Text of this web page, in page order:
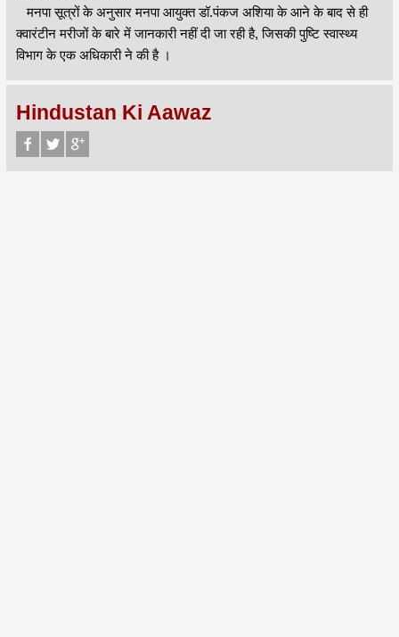
मनपा सूत्रों के अनुसार मनपा आयुक्त डॉ.पंकज अशिया के आने के बाद से ही
क्वारंटीन मरीजों के बारे में जानकारी नहीं दी जा रही है, जिसकी पुष्टि स्वास्थ्य
विभाग के एक अधिकारी ने की है ।
Hindustan Ki Aawaz